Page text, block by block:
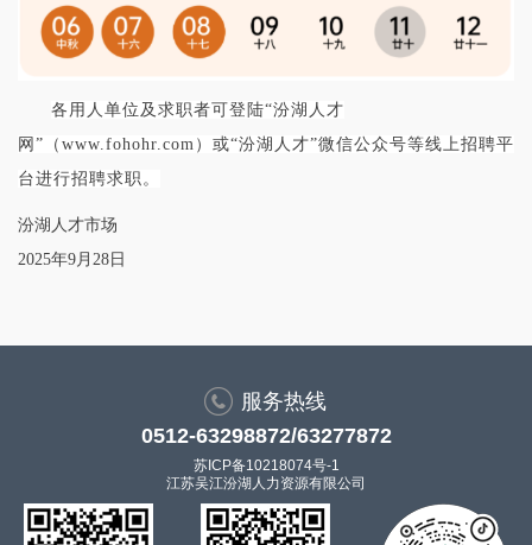
各用人单位及求职者可登陆“汾湖人才
网” （ www.fohohr.com）或“汾湖人才”微信公众号等线上招聘平
台进行招聘求职。
汾湖人才市场
2025年9月28日
服务热线
0512-63298872/63277872
苏ICP备10218074号-1
江苏吴江汾湖人力资源有限公司